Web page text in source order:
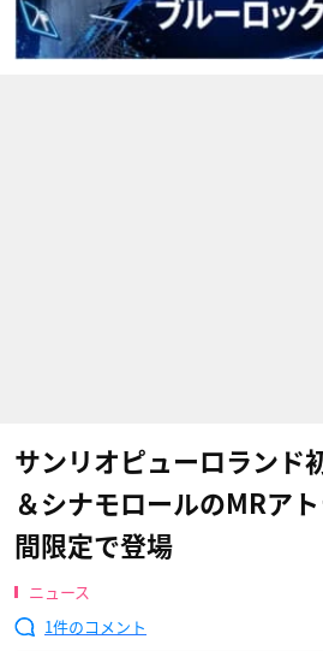
サンリオピューロランド
＆シナモロールのMRア
間限定で登場
ニュース
1